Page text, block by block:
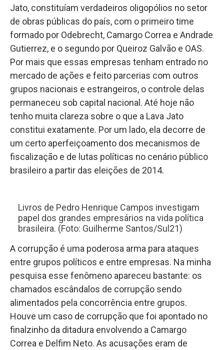
Jato, constituíam verdadeiros oligopólios no setor
de obras públicas do país, com o primeiro time
formado por Odebrecht, Camargo Correa e Andrade
Gutierrez, e o segundo por Queiroz Galvão e OAS.
Por mais que essas empresas tenham entrado no
mercado de ações e feito parcerias com outros
grupos nacionais e estrangeiros, o controle delas
permaneceu sob capital nacional. Até hoje não
tenho muita clareza sobre o que a Lava Jato
constitui exatamente. Por um lado, ela decorre de
um certo aperfeiçoamento dos mecanismos de
fiscalização e de lutas políticas no cenário público
brasileiro a partir das eleições de 2014.
Livros de Pedro Henrique Campos investigam
papel dos grandes empresários na vida política
brasileira. (Foto: Guilherme Santos/Sul21)
A corrupção é uma poderosa arma para ataques
entre grupos políticos e entre empresas. Na minha
pesquisa esse fenômeno apareceu bastante: os
chamados escândalos de corrupção sendo
alimentados pela concorrência entre grupos.
Houve um caso de corrupção que foi apontado no
finalzinho da ditadura envolvendo a Camargo
Correa e Delfim Neto. As acusações eram de